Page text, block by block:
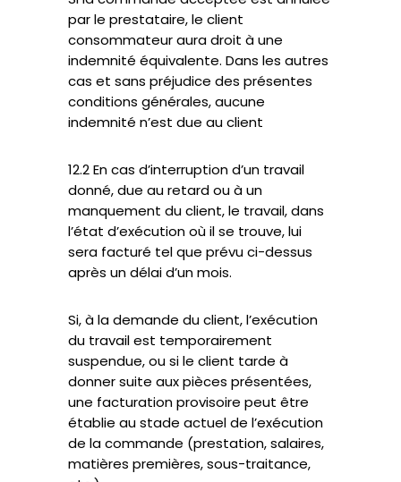
par le prestataire, le client
consommateur aura droit à une
indemnité équivalente. Dans les autres
cas et sans préjudice des présentes
conditions générales, aucune
indemnité n’est due au client
12.2 En cas d’interruption d’un travail
donné, due au retard ou à un
manquement du client, le travail, dans
l’état d’exécution où il se trouve, lui
sera facturé tel que prévu ci-dessus
après un délai d’un mois.
Si, à la demande du client, l’exécution
du travail est temporairement
suspendue, ou si le client tarde à
donner suite aux pièces présentées,
une facturation provisoire peut être
établie au stade actuel de l’exécution
de la commande (prestation, salaires,
matières premières, sous-traitance,